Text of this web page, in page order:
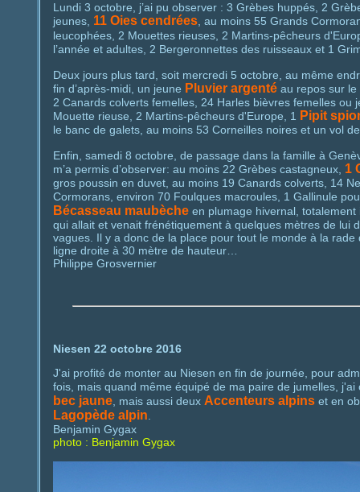
Lundi 3 octobre, j’ai pu observer : 3 Grèbes huppés, 2
jeunes, 11 Oies cendrées, au moins 55 Grands
leucophées, 2 Mouettes rieuses, 2 Martins-pêcheurs
l’année et adultes, 2 Bergeronnettes des ruisseaux et 1
Deux jours plus tard, soit mercredi 5 octobre, au même
fin d’après-midi, un jeune Pluvier argentéau repos sur le
2 Canards colverts femelles, 24 Harles bièvres femelles
Mouette rieuse, 2 Martins-pêcheurs d'Europe, 1 Pipit
le banc de galets, au moins 53 Corneilles noires et un vol
Enfin, samedi 8 octobre, de passage dans la famille à
m’a permis d’observer: au moins 22 Grèbes castagneux, 1
gros poussin en duvet, au moins 19 Canards colverts, 14
Cormorans, environ 70 Foulques macroules, 1 Gallinule
Bécasseau maubècheen plumage hivernal, totalement
qui allait et venait frénétiquement à quelques mètres de lui
vagues. Il y a donc de la place pour tout le monde à la
ligne droite à 30 mètre de hauteur…
Philippe Grosvernier
Niesen 22 octobre 2016
J'ai profité de monter au Niesen en fin de journée, pour
fois, mais quand même équipé de ma paire de jumelles,
bec jaune, mais aussi deux Accenteurs alpinset en
Lagopède alpin.
Benjamin Gygax
photo : Benjamin Gygax